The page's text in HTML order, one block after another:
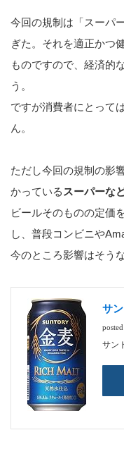
今回の規制は「スーパ
ぎた。それを適正かつ
ものですので、経済的
う。
ですが消費者にとって
ん。
ただし今回の規制の影
かっている スーパーな
ビールそのものの定価
し、普段コンビニや
今のところ影響はそう
サ
サン